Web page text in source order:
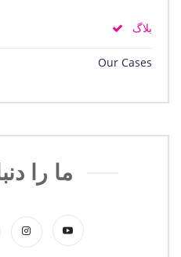
بلاگ
Our Cases
ما را